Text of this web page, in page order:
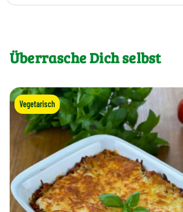
Überrasche Dich selbst
Vegetarisch